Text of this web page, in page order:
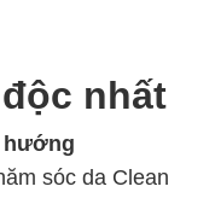
nhất
hướng
sóc da Clean